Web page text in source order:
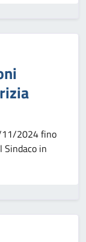
2024 fino
Sindaco in